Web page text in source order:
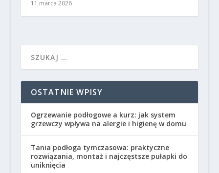
11 marca 2026
OSTATNIE WPISY
Ogrzewanie podłogowe a kurz: jak system
grzewczy wpływa na alergie i higienę w domu
Tania podłoga tymczasowa: praktyczne
rozwiązania, montaż i najczęstsze pułapki do
uniknięcia